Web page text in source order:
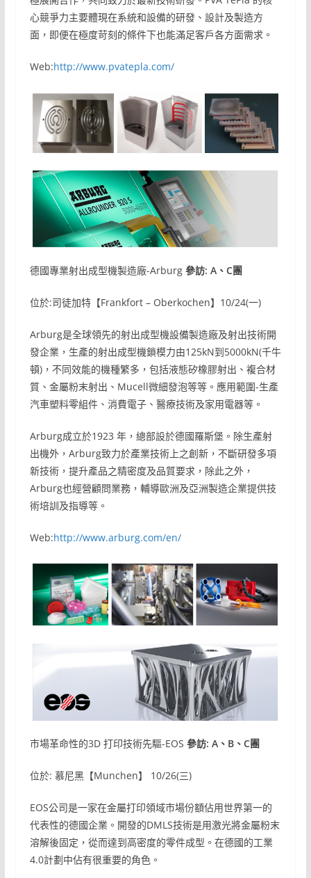
心競爭力主要體現在系統和設備的研發、設計及製造方
面，即便在極度苛刻的條件下也能滿足客戶各方面需求。
Web:http://www.pvatepla.com/
德國專業射出成型機製造廠-Arburg 參訪: A、C團
位於:司徒加特【Frankfort – Oberkochen】10/24(一)
Arburg是全球領先的射出成型機設備製造廠及射出技術開
發企業，生產的射出成型機鎖模力由125kN到5000kN(千牛
頓)，不同效能的機種繁多，包括液態矽橡膠射出、複合材
質、金屬粉末射出、Mucell微細發泡等等。應用範圍-生產
汽車塑料零組件、消費電子、醫療技術及家用電器等。
Arburg成立於1923 年，總部設於德國羅斯堡。除生產射
出機外，Arburg致力於產業技術上之創新，不斷研發多項
新技術，提升產品之精密度及品質要求，除此之外，
Arburg也經營顧問業務，輔導歐洲及亞洲製造企業提供技
術培訓及指導等。
Web:http://www.arburg.com/en/
市場革命性的3D 打印技術先驅-EOS 參訪: A、B、C團
位於: 慕尼黑【Munchen】 10/26(三)
EOS公司是一家在金屬打印領域市場份額佔用世界第一的
代表性的德國企業。開發的DMLS技術是用激光將金屬粉末
溶解後固定，從而達到高密度的零件成型。在德國的工業
4.0計劃中佔有很重要的角色。